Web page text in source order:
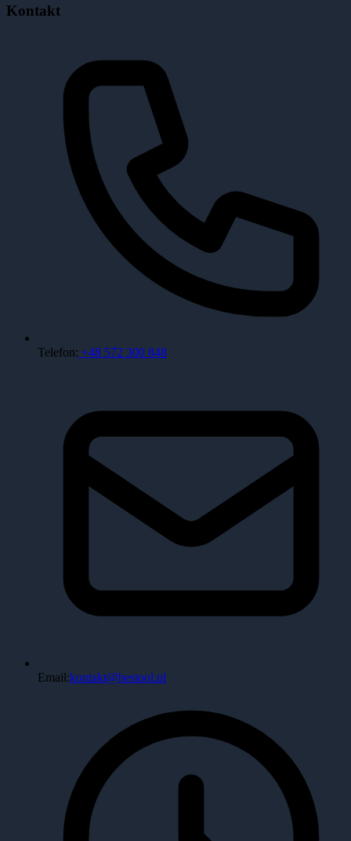
Kontakt
Telefon: +48 572 300 848
Email:kontakt@bestool.pl